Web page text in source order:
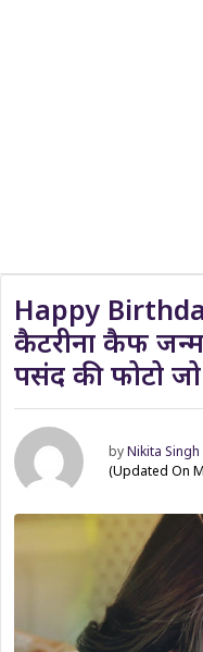
Happy
कैटरीना कैफ
पसंद की फोटो
byNikita Singh
(Updated On